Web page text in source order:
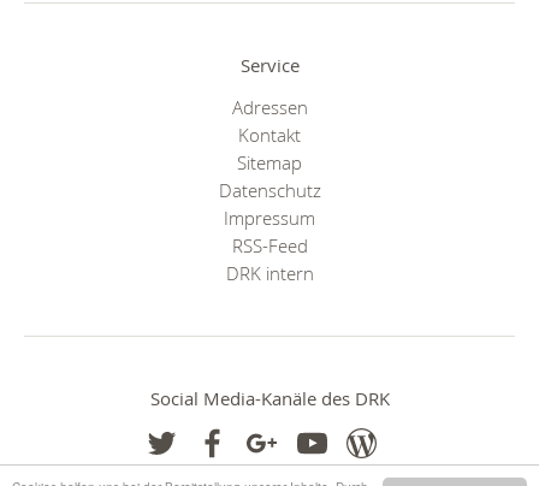
Service
Adressen
Kontakt
Sitemap
Datenschutz
Impressum
RSS-Feed
DRK intern
Social Media-Kanäle des DRK